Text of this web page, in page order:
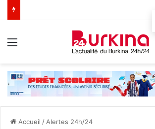
Accueil / Alertes 24h/24